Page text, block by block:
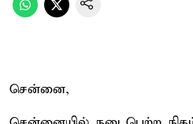
சென்னை,